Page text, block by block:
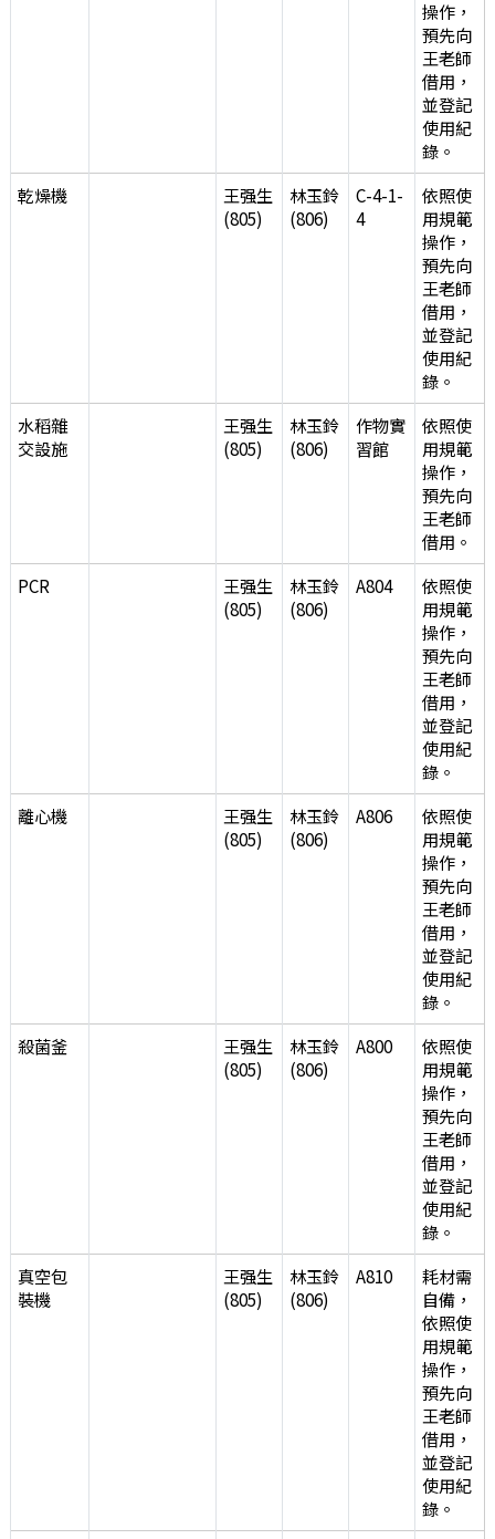
操作，
預先向
王老師
借用，
並登記
使用紀
錄。
乾燥機
王强生
(805)
林玉鈴
(806)
C-4-1-
4
依照使
用規範
操作，
預先向
王老師
借用，
並登記
使用紀
錄。
水稻雜
交設施
王强生
(805)
林玉鈴
(806)
作物實
習館
依照使
用規範
操作，
預先向
王老師
借用。
PCR
王强生
(805)
林玉鈴
(806)
A804
依照使
用規範
操作，
預先向
王老師
借用，
並登記
使用紀
錄。
離心機
王强生
(805)
林玉鈴
(806)
A806
依照使
用規範
操作，
預先向
王老師
借用，
並登記
使用紀
錄。
殺菌釜
王强生
(805)
林玉鈴
(806)
A800
依照使
用規範
操作，
預先向
王老師
借用，
並登記
使用紀
錄。
真空包
裝機
王强生
(805)
林玉鈴
(806)
A810
耗材需
自備，
依照使
用規範
操作，
預先向
王老師
借用，
並登記
使用紀
錄。